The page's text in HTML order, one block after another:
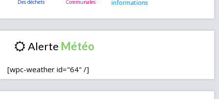
informations
Alerte
[wpc-weather id="64" /]